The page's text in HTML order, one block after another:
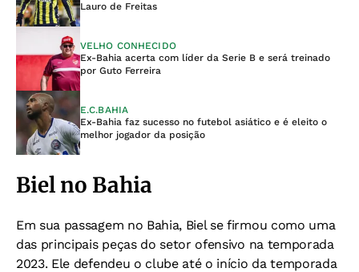
Lauro de Freitas
VELHO CONHECIDO
Ex-Bahia acerta com líder da Serie B e será treinado
por Guto Ferreira
E.C.BAHIA
Ex-Bahia faz sucesso no futebol asiático e é eleito o
melhor jogador da posição
Biel no Bahia
Em sua passagem no Bahia, Biel se firmou como uma
das principais peças do setor ofensivo na temporada
2023. Ele defendeu o clube até o início da temporada